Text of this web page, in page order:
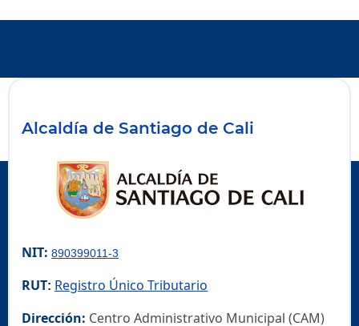
Alcaldía de Santiago de Cali
NIT: 890399011-3
RUT: Registro Único Tributario
Dirección: Centro Administrativo Municipal (CAM)